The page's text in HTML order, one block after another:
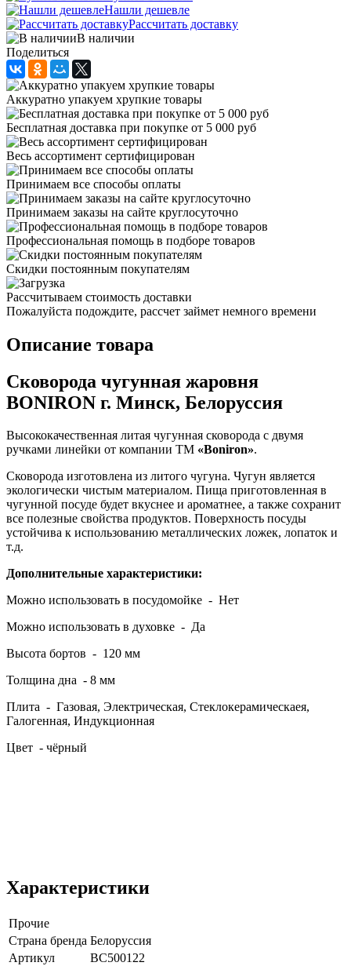
Нашли дешевле
Рассчитать доставку
В наличии
Поделиться
Аккуратно упакуем хрупкие товары
Бесплатная доставка при покупке от 5 000 руб
Весь ассортимент сертифицирован
Принимаем все способы оплаты
Принимаем заказы на сайте круглосуточно
Профессиональная помощь в подборе товаров
Скидки постоянным покупателям
Рассчитываем стоимость доставки
Пожалуйста подождите, рассчет займет немного времени
Описание товара
Сковорода чугунная жаровня
BONIRON г. Минск, Белоруссия
Высококачественная литая чугунная сковорода с двумя
ручками линейки от компании ТМ «Boniron».
Сковорода изготовлена из литого чугуна. Чугун является
экологически чистым материалом. Пища приготовленная в
чугунной посуде будет вкуснее и ароматнее, а также сохранит
все полезные свойства продуктов. Поверхность посуды
устойчива к использованию металлических ложек, лопаток и
т.д.
Дополнительные характеристики:
Можно использовать в посудомойке - Нет
Можно использовать в духовке - Да
Высота бортов - 120 мм
Толщина дна - 8 мм
Плита - Газовая, Электрическая, Стеклокерамическаея,
Галогенная, Индукционная
Цвет - чёрный
Характеристики
Прочие
Страна бренда Белоруссия
Артикул
BС500122